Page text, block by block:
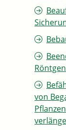
von